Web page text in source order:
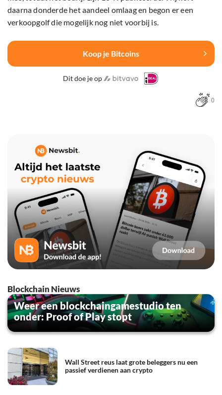
daarna donderde het aandeel omlaag en begon er een
verkoopgolf die mogelijk nog niet voorbij is.
Koop je Bitcoins
Dit doe je op
0
Blockchain Nieuws
Weer een blockchaingamestudio ten
onder: Proof of Play stopt
Wall Street reus laat grote beleggers nu een
passief verdienen aan crypto